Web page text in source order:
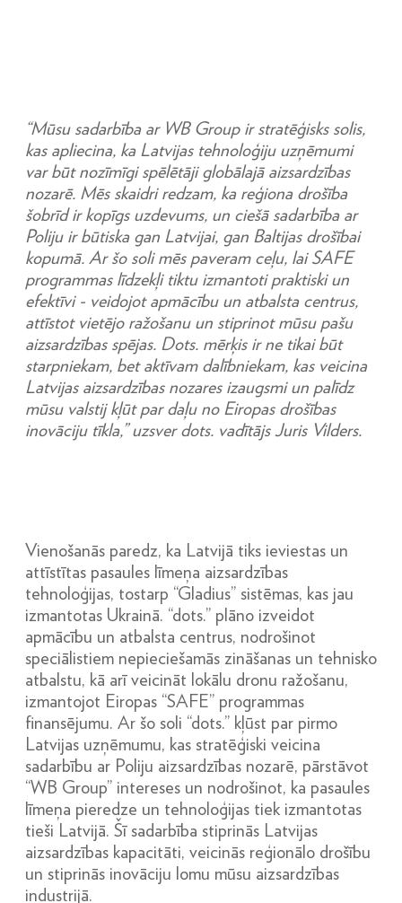
“Mūsu sadarbība ar WB Group ir stratēģisks solis,
kas apliecina, ka Latvijas tehnoloģiju uzņēmumi
var būt nozīmīgi spēlētāji globālajā aizsardzības
nozarē. Mēs skaidri redzam, ka reģiona drošība
šobrīd ir kopīgs uzdevums, un ciešā sadarbība ar
Poliju ir būtiska gan Latvijai, gan Baltijas drošībai
kopumā. Ar šo soli mēs paveram ceļu, lai SAFE
programmas līdzekļi tiktu izmantoti praktiski un
efektīvi - veidojot apmācību un atbalsta centrus,
attīstot vietējo ražošanu un stiprinot mūsu pašu
aizsardzības spējas. Dots. mērķis ir ne tikai būt
starpniekam, bet aktīvam dalībniekam, kas veicina
Latvijas aizsardzības nozares izaugsmi un palīdz
mūsu valstij kļūt par daļu no Eiropas drošības
inovāciju tīkla,” uzsver dots. vadītājs Juris Vilders.
Vienošanās paredz, ka Latvijā tiks ieviestas un
attīstītas pasaules līmeņa aizsardzības
tehnoloģijas, tostarp “Gladius” sistēmas, kas jau
izmantotas Ukrainā. “dots.” plāno izveidot
apmācību un atbalsta centrus, nodrošinot
speciālistiem nepieciešamās zināšanas un tehnisko
atbalstu, kā arī veicināt lokālu dronu ražošanu,
izmantojot Eiropas “SAFE” programmas
finansējumu. Ar šo soli “dots.” kļūst par pirmo
Latvijas uzņēmumu, kas stratēģiski veicina
sadarbību ar Poliju aizsardzības nozarē, pārstāvot
“WB Group” intereses un nodrošinot, ka pasaules
līmeņa pieredze un tehnoloģijas tiek izmantotas
tieši Latvijā. Šī sadarbība stiprinās Latvijas
aizsardzības kapacitāti, veicinās reģionālo drošību
un stiprinās inovāciju lomu mūsu aizsardzības
industrijā.